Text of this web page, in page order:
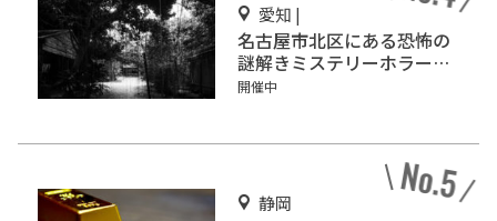
愛知 |
名古屋市北区にある恐怖の
謎解きミステリーホラー
「エモい家」あなたは行き
開催中
静岡